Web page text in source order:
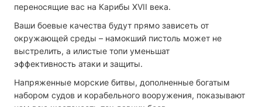
переносящие вас на Карибы XVII века.
Ваши боевые качества будут прямо зависеть от
окружающей среды – намокший пистоль может не
выстрелить, а илистые топи уменьшат
эффективность атаки и защиты.
Напряженные морские битвы, дополненные богатым
набором судов и корабельного вооружения, показывают